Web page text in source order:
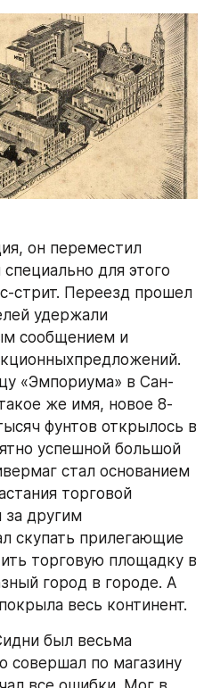
он переместил
для этого
стрит. Переезд прошел
удержали
сообщением и
«Эмпориума» в Сан-
же имя, новое 8-
фунтов открылось в
успешной большой
стал основанием
торговой
другим
скупать прилегающие
торговую площадку в
город в городе. А
весь континент.
был весьма
совершал по магазину